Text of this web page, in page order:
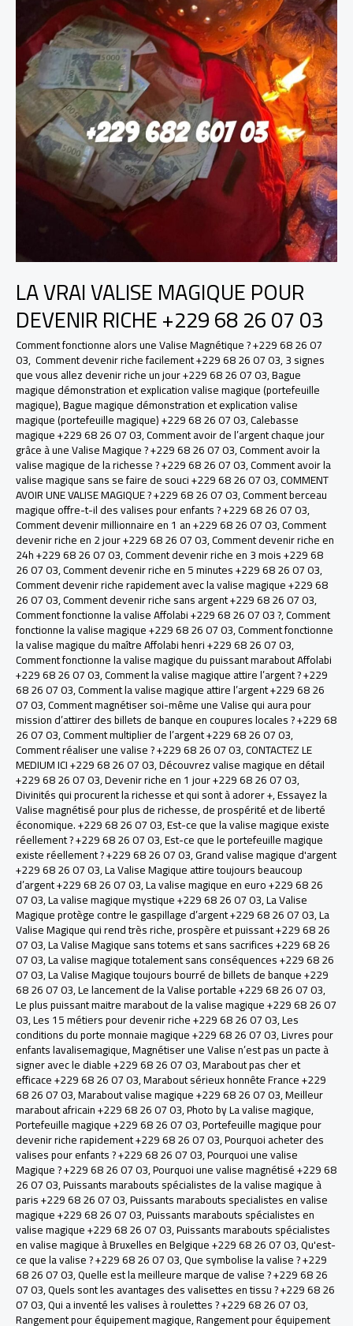
LA VRAI VALISE MAGIQUE POUR
DEVENIR RICHE +229 68 26 07 03
Comment fonctionne alors une Valise Magnétique ? +229 68 26 07
03, Comment devenir riche facilement +229 68 26 07 03,3 signes
que vous allez devenir riche un jour +229 68 26 07 03,Bague
magique démonstration et explication valise magique (portefeuille
magique),Bague magique démonstration et explication valise
magique (portefeuille magique) +229 68 26 07 03,Calebasse
magique +229 68 26 07 03,Comment avoir de l’argent chaque jour
grâce à une Valise Magique ? +229 68 26 07 03,Comment avoir la
valise magique de la richesse ? +229 68 26 07 03,Comment avoir la
valise magique sans se faire de souci +229 68 26 07 03,COMMENT
AVOIR UNE VALISE MAGIQUE ? +229 68 26 07 03,Comment berceau
magique offre-t-il des valises pour enfants ? +229 68 26 07 03,
Comment devenir millionnaire en 1 an +229 68 26 07 03,Comment
devenir riche en 2 jour +229 68 26 07 03,Comment devenir riche en
24h +229 68 26 07 03,Comment devenir riche en 3 mois +229 68
26 07 03,Comment devenir riche en 5 minutes +229 68 26 07 03,
Comment devenir riche rapidement avec la valise magique +229 68
26 07 03,Comment devenir riche sans argent +229 68 26 07 03,
Comment fonctionne la valise Affolabi +229 68 26 07 03 ?,Comment
fonctionne la valise magique +229 68 26 07 03,Comment fonctionne
la valise magique du maître Affolabi henri +229 68 26 07 03,
Comment fonctionne la valise magique du puissant marabout Affolabi
+229 68 26 07 03,Comment la valise magique attire l’argent ? +229
68 26 07 03,Comment la valise magique attire l’argent +229 68 26
07 03,Comment magnétiser soi-même une Valise qui aura pour
mission d’attirer des billets de banque en coupures locales ? +229 68
26 07 03,Comment multiplier de l’argent +229 68 26 07 03,
Comment réaliser une valise ? +229 68 26 07 03,CONTACTEZ LE
MEDIUM ICI +229 68 26 07 03,Découvrez valise magique en détail
+229 68 26 07 03,Devenir riche en 1 jour +229 68 26 07 03,
Divinités qui procurent la richesse et qui sont à adorer +,Essayez la
Valise magnétisé pour plus de richesse, de prospérité et de liberté
économique. +229 68 26 07 03,Est-ce que la valise magique existe
réellement ? +229 68 26 07 03,Est-ce que le portefeuille magique
existe réellement ? +229 68 26 07 03,Grand valise magique d'argent
+229 68 26 07 03,La Valise Magique attire toujours beaucoup
d’argent +229 68 26 07 03,La valise magique en euro +229 68 26
07 03,La valise magique mystique +229 68 26 07 03,La Valise
Magique protège contre le gaspillage d’argent +229 68 26 07 03,La
Valise Magique qui rend très riche, prospère et puissant +229 68 26
07 03,La Valise Magique sans totems et sans sacrifices +229 68 26
07 03,La valise magique totalement sans conséquences +229 68 26
07 03,La Valise Magique toujours bourré de billets de banque +229
68 26 07 03,Le lancement de la Valise portable +229 68 26 07 03,
Le plus puissant maitre marabout de la valise magique +229 68 26 07
03,Les 15 métiers pour devenir riche +229 68 26 07 03,Les
conditions du porte monnaie magique +229 68 26 07 03,Livres pour
enfants lavalisemagique,Magnétiser une Valise n’est pas un pacte à
signer avec le diable +229 68 26 07 03,Marabout pas cher et
efficace +229 68 26 07 03,Marabout sérieux honnête France +229
68 26 07 03,Marabout valise magique +229 68 26 07 03,Meilleur
marabout africain +229 68 26 07 03,Photo by La valise magique,
Portefeuille magique +229 68 26 07 03,Portefeuille magique pour
devenir riche rapidement +229 68 26 07 03,Pourquoi acheter des
valises pour enfants ? +229 68 26 07 03,Pourquoi une valise
Magique ? +229 68 26 07 03,Pourquoi une valise magnétisé +229 68
26 07 03,Puissants marabouts spécialistes de la valise magique à
paris +229 68 26 07 03,Puissants marabouts specialistes en valise
magique +229 68 26 07 03,Puissants marabouts spécialistes en
valise magique +229 68 26 07 03,Puissants marabouts spécialistes
en valise magique à Bruxelles en Belgique +229 68 26 07 03,Qu'est-
ce que la valise ? +229 68 26 07 03,Que symbolise la valise ? +229
68 26 07 03,Quelle est la meilleure marque de valise ? +229 68 26
07 03,Quels sont les avantages des valisettes en tissu ? +229 68 26
07 03,Qui a inventé les valises à roulettes ? +229 68 26 07 03,
Rangement pour équipement magique,Rangement pour équipement